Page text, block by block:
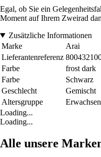
Egal, ob Sie ein
Moment auf Ihrem Zweirad
Zusätzliche Informationen
Marke
Arai
Lieferantenreferenz
Farbe
frost dark
Farbe
Schwarz
Geschlecht
Gemischt
Altersgruppe
Loading...
Loading...
Alle unsere